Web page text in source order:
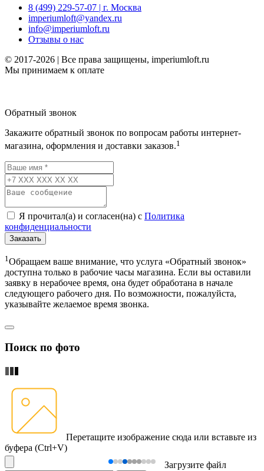
8 (499) 229-57-07 | г. Москва
imperiumloft@yandex.ru
info@imperiumloft.ru
Отзывы о нас
© 2017-2026 | Все права защищены, imperiumloft.ru
Мы принимаем к оплате
Обратный звонок
Закажите обратный звонок по вопросам работы интернет-
магазина, оформления и доставки заказов.1
Я прочитал(а) и согласен(на) с Политика
конфиденциальности
Заказать
1 Обращаем ваше внимание, что услуга «Обратный звонок»
доступна только в рабочие часы магазина. Если вы оставили
заявку в нерабочее время, она будет обработана в начале
следующего рабочего дня. По возможности, пожалуйста,
указывайте желаемое время звонка.
Поиск по фото
Перетащите изображение сюда или вставьте из
буфера (Ctrl+V)
Загрузите файл